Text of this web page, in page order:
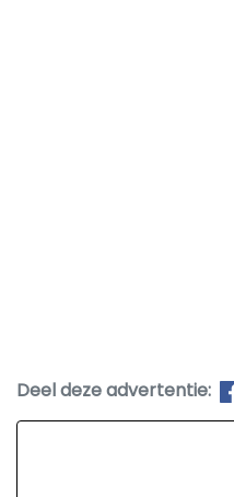
Deel deze advertentie: